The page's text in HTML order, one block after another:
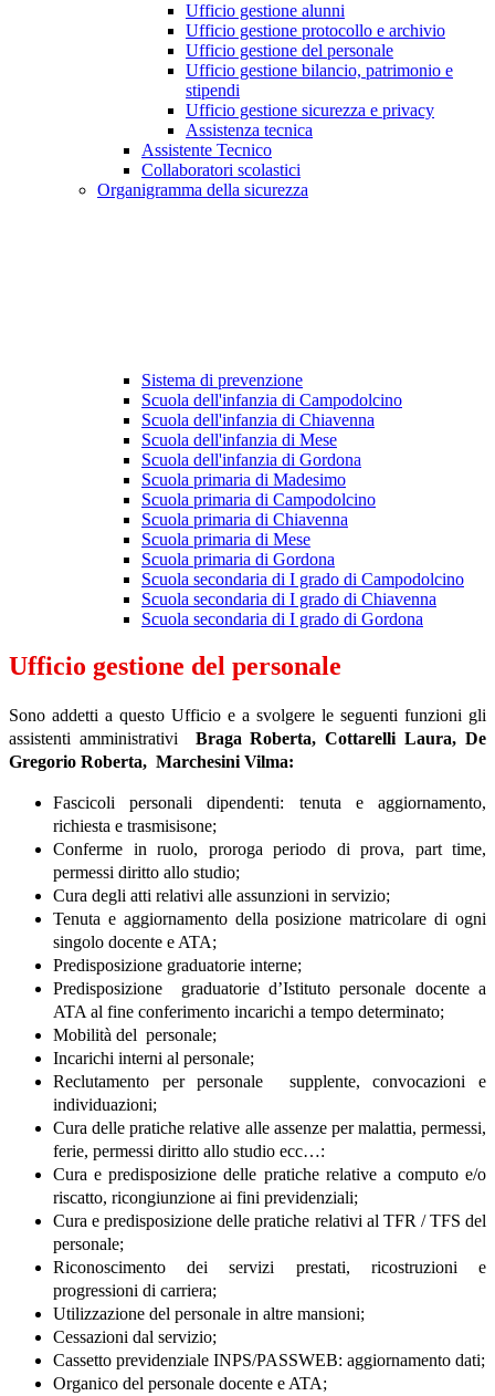
Ufficio gestione alunni
Ufficio gestione protocollo e archivio
Ufficio gestione del personale
Ufficio gestione bilancio, patrimonio e
stipendi
Ufficio gestione sicurezza e privacy
Assistenza tecnica
Assistente Tecnico
Collaboratori scolastici
Organigramma della sicurezza
Sistema di prevenzione
Scuola dell'infanzia di Campodolcino
Scuola dell'infanzia di Chiavenna
Scuola dell'infanzia di Mese
Scuola dell'infanzia di Gordona
Scuola primaria di Madesimo
Scuola primaria di Campodolcino
Scuola primaria di Chiavenna
Scuola primaria di Mese
Scuola primaria di Gordona
Scuola secondaria di I grado di Campodolcino
Scuola secondaria di I grado di Chiavenna
Scuola secondaria di I grado di Gordona
Ufficio gestione del personale
Sono addetti a questo Ufficio e a svolgere le seguenti funzioni gli
assistenti amministrativi
Braga Roberta, Cottarelli Laura, De
Gregorio Roberta, Marchesini Vilma:
Fascicoli personali dipendenti: tenuta e aggiornamento,
richiesta e trasmisisone;
Conferme in ruolo, proroga periodo di prova, part time,
permessi diritto allo studio;
Cura degli atti relativi alle assunzioni in servizio;
Tenuta e aggiornamento della posizione matricolare di ogni
singolo docente e ATA;
Predisposizione graduatorie interne;
Predisposizione
graduatorie d’Istituto personale docente a
ATA al fine conferimento incarichi a tempo determinato;
Mobilità del personale;
Incarichi interni al personale;
Reclutamento per personale
supplente, convocazioni e
individuazioni;
Cura delle pratiche relative alle assenze per malattia, permessi,
ferie, permessi diritto allo studio ecc…:
Cura e predisposizione delle pratiche relative a computo e/o
riscatto, ricongiunzione ai fini previdenziali;
Cura e predisposizione delle pratiche relativi al TFR / TFS del
personale;
Riconoscimento dei servizi prestati, ricostruzioni e
progressioni di carriera;
Utilizzazione del personale in altre mansioni;
Cessazioni dal servizio;
Cassetto previdenziale INPS/PASSWEB: aggiornamento dati;
Organico del personale docente e ATA;